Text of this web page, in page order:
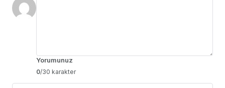
Yorumunuz
0/30 karakter